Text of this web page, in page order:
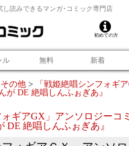
し読みできるマンガ･コミック専門店
初めての方
ル 無料 新着
その他 >
「戦姫絶唱シンフォギ
が DE 絶唱しんふぉぎあ』
ォギアGX」アンソロジーコ
DE 絶唱しんふぉぎあ』